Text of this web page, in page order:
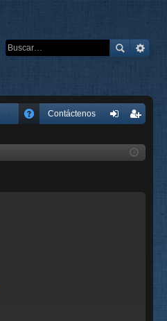
Contáctenos
ist